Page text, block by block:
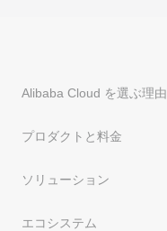
Alibaba Cloud を選ぶ理由
プロダクトと料金
ソリューション
エコシステム